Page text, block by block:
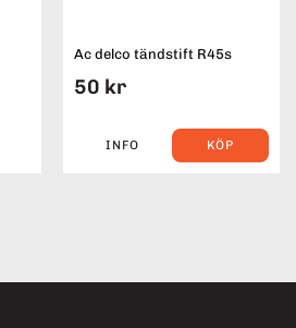
Ac delco tändstift R45s
50 kr
INFO KÖP